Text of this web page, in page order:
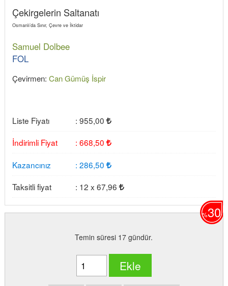
Çekirgelerin Saltanatı
Osmanlı’da Sınır, Çevre ve İktidar
Samuel Dolbee
FOL
Çevirmen: Can Gümüş İspir
Liste Fiyatı : 955,00
İndirimli Fiyat
: 668,50
Kazancınız
: 286,50
Taksitli fiyat
: 12 x 67,96
%30
Temin süresi 17 gündür.
Ekle